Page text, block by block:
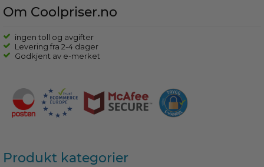
Om Coolpriser.no
ingen toll og avgifter
Levering fra 2-4 dager
Godkjent av e-merket
Produkt kategorier